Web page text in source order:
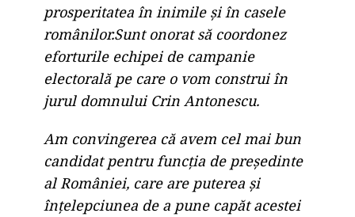
prosperitatea în inimile și în casele
românilor.Sunt onorat să coordonez
eforturile echipei de campanie
electorală pe care o vom construi în
jurul domnului Crin Antonescu.
Am convingerea că avem cel mai bun
candidat pentru funcția de președinte
al României, care are puterea și
înțelepciunea de a pune capăt acestei